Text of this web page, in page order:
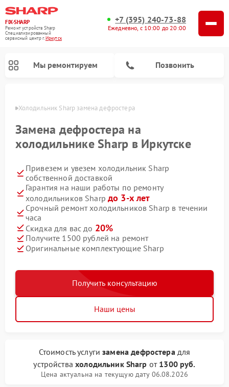
FIX-SHARP
Ремонт устройств Sharp
Специализированный
cервисный центр г.Иркутск
+7 (395) 240-73-88
Ежедневно, с 10:00 до 20:00
Мы ремонтируем Позвонить
Холодильник Sharp замена дефростера
Замена дефростера на
холодильнике Sharp в Иркутске
Привезем и увезем холодильник Sharp
собственной доставкой
Гарантия на наши работы по ремонту
холодильников Sharpдо 3-х лет
Срочный ремонт холодильников Sharp в течении
часа
Скидка для вас до 20%
Получите 1500 рублей на ремонт
Оригинальные комплектующие Sharp
Получить консультацию
Наши цены
Стоимость услугизамена дефростера для
устройствахолодильник Sharp от 1300 руб.
Цена актуальна на текущую дату 06.08.2026